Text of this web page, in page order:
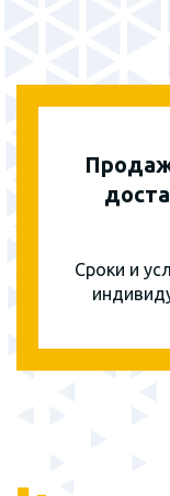
Сроки и